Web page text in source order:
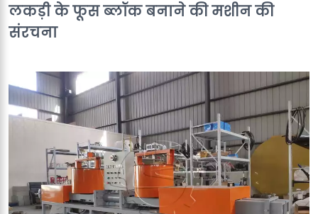
लकड़ी के फूस ब्लॉक बनाने की मशीन की
संरचना